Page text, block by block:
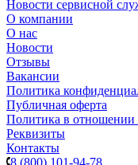
Новости сервисной
О компании
О нас
Новости
Отзывы
Вакансии
Политика
Публичная оферта
Политика в отношении
Реквизиты
Контакты
8 (800) 101-94-78